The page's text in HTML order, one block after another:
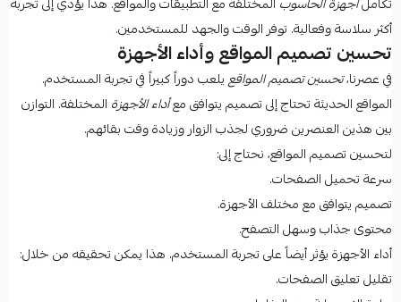
أكثر سلاسة وفعالية. توفر الوقت والجهد للمستخدمين.
تحسين تصميم المواقع وأداء الأجهزة
في عصرنا،تحسين تصميم المواقعيلعب دوراً كبيراً في تجربة المستخدم.
المواقع الحديثة تحتاج إلى تصميم يتوافق معأداء الأجهزة المختلفة. التوازن
بين هذين العنصرين ضروري لجذب الزوار وزيادة وقت بقائهم.
لتحسين تصميم المواقع، نحتاج إلى:
سرعة تحميل الصفحات.
تصميم يتوافق مع مختلف الأجهزة.
محتوى جذاب وسهل التصفح.
أداء الأجهزة يؤثر أيضاً على تجربة المستخدم. هذا يمكن تحقيقه من خلال:
تقليل تعليق الصفحات.